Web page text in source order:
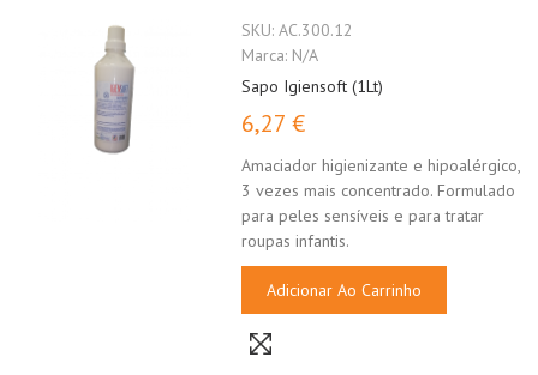
SKU:AC.300.12
Marca: N/A
Sapo Igiensoft (1Lt)
6,27 €
Amaciador higienizante e hipoalérgico,
3 vezes mais concentrado. Formulado
para peles sensíveis e para tratar
roupas infantis.
Adicionar Ao Carrinho